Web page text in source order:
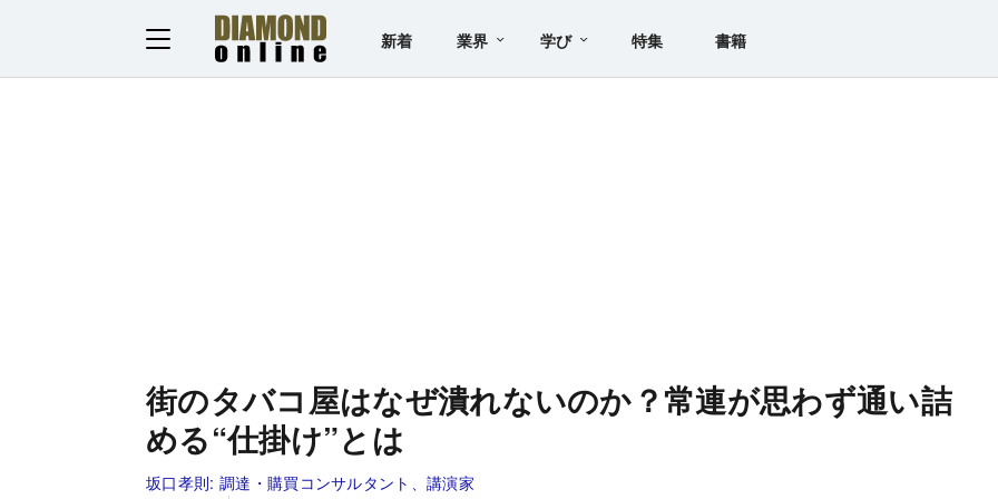
新着 業界 学び 特集 書籍
街のタバコ屋はなぜ潰れないのか？常連が思わず通い詰
める“仕掛け”とは
坂口孝則: 調達・購買コンサルタント、講演家